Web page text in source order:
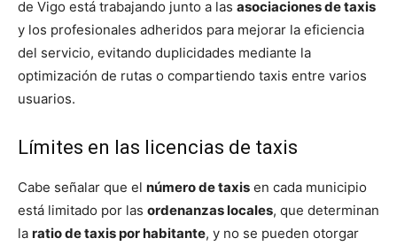
de Vigo está trabajando junto a las asociaciones de taxis
y los profesionales adheridos para mejorar la eficiencia
del servicio, evitando duplicidades mediante la
optimización de rutas o compartiendo taxis entre varios
usuarios.
Límites en las licencias de taxis
Cabe señalar que el número de taxis en cada municipio
está limitado por las ordenanzas locales, que determinan
la ratio de taxis por habitante, y no se pueden otorgar